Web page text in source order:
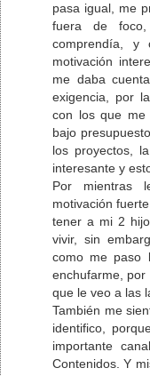
pasa igual, me
fuera de
comprendía, y
motivación
me daba
exigencia, por
con los que me
bajo
los proyectos,
interesante y
Por mientras
motivación
tener a mi 2
vivir, sin
como me paso
enchufarme,
que le veo a las
También me
identifico,
importante
Contenidos. Y